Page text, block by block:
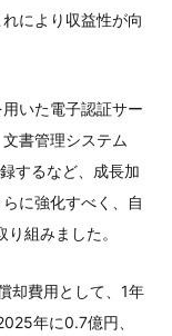
により収益性が向
いた電子認証サー
書管理システム
するなど、成長加
に強化すべく、自
組みました。
却費用として、1年
年に0.7億円、